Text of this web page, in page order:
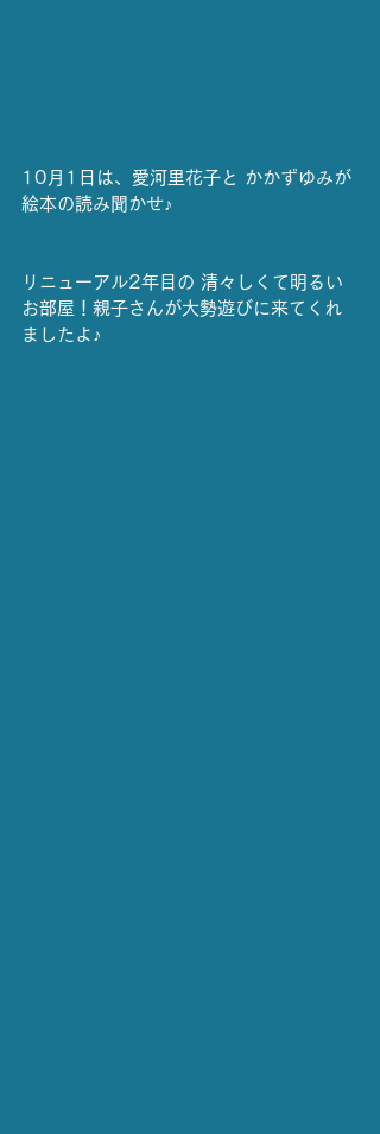
10月1日は、愛河里花子と かかずゆみが
絵本の読み聞かせ♪
リニューアル2年目の 清々しくて明るい
お部屋！親子さんが大勢遊びに来てくれ
ましたよ♪